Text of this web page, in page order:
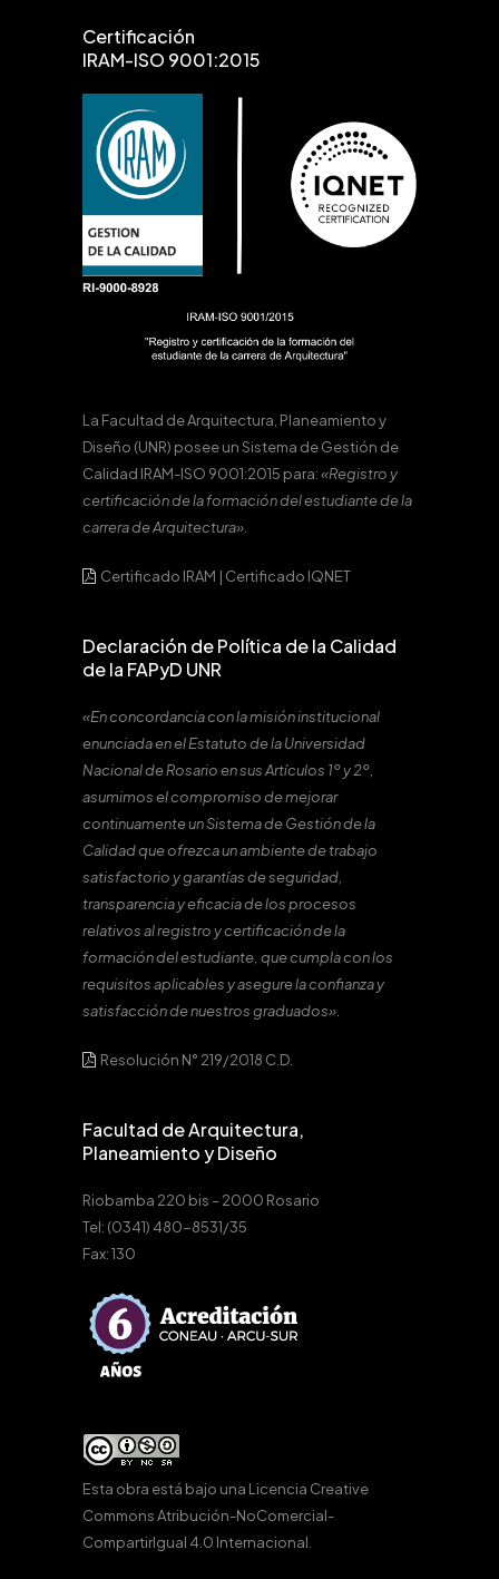
Certificación
IRAM-ISO 9001:2015
La Facultad de Arquitectura, Planeamiento y
Diseño (UNR) posee un Sistema de Gestión de
Calidad IRAM-ISO 9001:2015 para:«Registro y
certificación de la formación del estudiante de la
carrera de Arquitectura».
Certificado IRAM | Certificado IQNET
Declaración de Política de la Calidad
de la FAPyD UNR
«En concordancia con la misión institucional
enunciada en el Estatuto de la Universidad
Nacional de Rosario en sus Artículos 1º y 2º,
asumimos el compromiso de mejorar
continuamente un Sistema de Gestión de la
Calidad que ofrezca un ambiente de trabajo
satisfactorio y garantías de seguridad,
transparencia y eficacia de los procesos
relativos al registro y certificación de la
formación del estudiante, que cumpla con los
requisitos aplicables y asegure la confianza y
satisfacción de nuestros graduados».
Resolución N° 219/2018 C.D.
Facultad de Arquitectura,
Planeamiento y Diseño
Riobamba 220 bis – 2000 Rosario
Tel: (0341) 480-8531/35
Fax: 130
Esta obra está bajo una Licencia Creative
Commons Atribución-NoComercial-
CompartirIgual 4.0 Internacional.